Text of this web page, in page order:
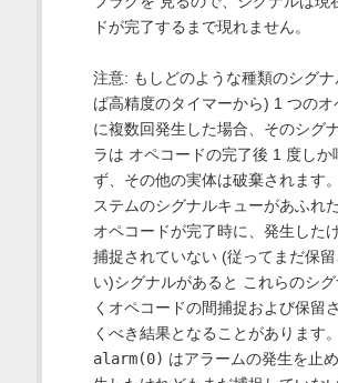
ドが完了するまで現れません。
注意: もしどのような種類のシグナ
ば高精度のタイマーから) 1 つのオ
に複数回発生した場合、そのシグ
ラは オペコードの完了後 1 度しか
ず、その他の実体は破棄されます
ステムのシグナルキューがあふれ
オペコードが完了時に、発生した
捕捉されていない (従ってまだ保
い)シグナルがあると これらのシ
くオペコードの間捕捉および保留
くべき結果となることがあります
alarm(0) はアラームの発生を止